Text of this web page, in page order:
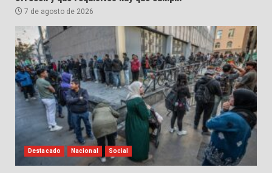
7 de agosto de 2026
Destacado Nacional Social